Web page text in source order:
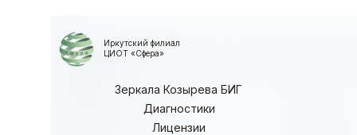
Иркутский филиал
ЦИОТ «Сфера»
Зеркала Козырева БИГ
Лицензии
Диагностики